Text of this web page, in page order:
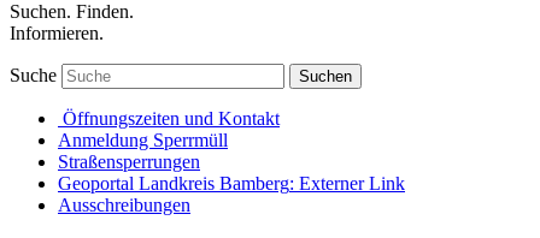
Suchen. Finden.
Informieren.
Suche Suchen
Öffnungszeiten und Kontakt
Anmeldung Sperrmüll
Straßensperrungen
Geoportal Landkreis Bamberg: Externer Link
Ausschreibungen